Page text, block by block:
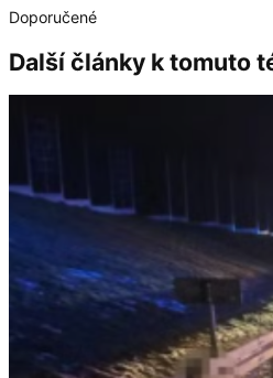
Doporučené
Další články k tomuto